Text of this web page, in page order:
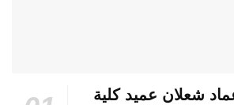
شعلان عميد كلية